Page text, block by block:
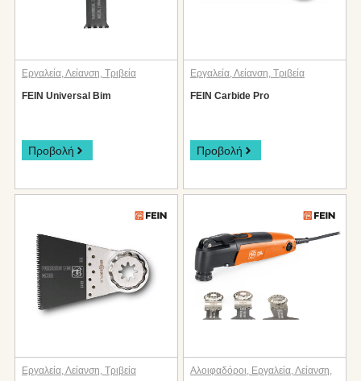
Εργαλεία, Λείανση Τριβεία
FEIN Universal Bim
Προβολή
Εργαλεία Λείανση Τριβεία
FEIN Carbide Pro
Προβολή
Εργαλεία, Λείανση Τριβεία
Αλοιφαδόροι Εργαλεία Λείανση